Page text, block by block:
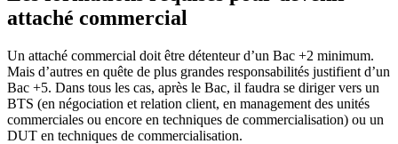
attaché commercial
Un attaché commercial doit être détenteur d’un Bac +2 minimum.
Mais d’autres en quête de plus grandes responsabilités justifient d’un
Bac +5. Dans tous les cas, après le Bac, il faudra se diriger vers un
BTS (en négociation et relation client, en management des unités
commerciales ou encore en techniques de commercialisation) ou un
DUT en techniques de commercialisation.